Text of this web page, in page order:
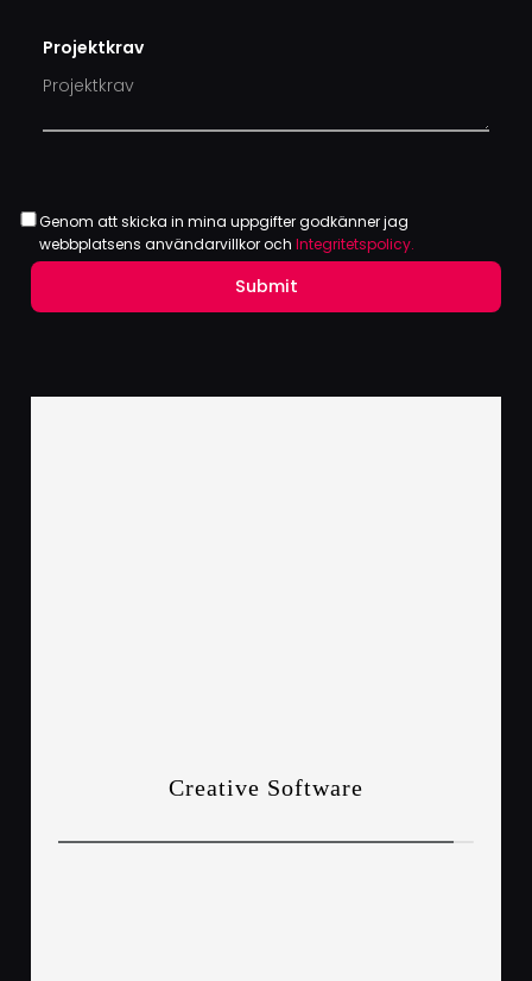
Projektkrav
Genom att skicka in mina uppgifter godkänner jag
webbplatsens användarvillkor och Integritetspolicy.